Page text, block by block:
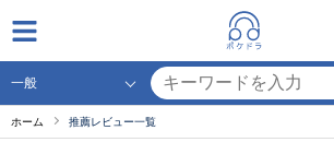
ホーム 推薦レビュー一覧